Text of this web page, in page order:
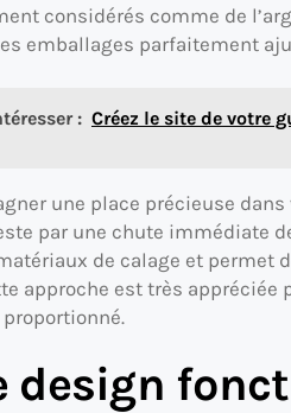
considérés comme de
emballages parfaitement
: Créez le site de votre
une place précieuse dans
par une chute immédiate
de calage et permet
approche est très appréciée
design